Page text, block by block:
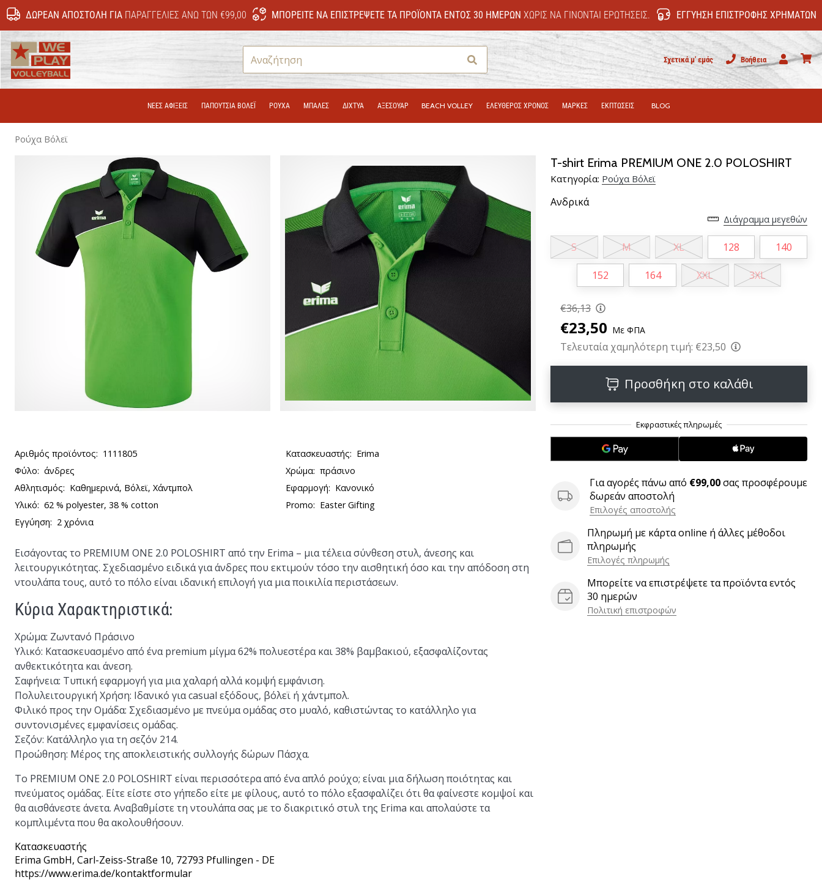
ΔΩΡΕΆΝ ΑΠΟΣΤΟΛΉ ΓΙΑΠΑΡΑΓΓΕΛΊΕΣ ΆΝΩ ΤΩΝ €99,00 ΜΠΟΡΕΊΤΕ ΝΑ ΕΠΙΣΤΡΈΨΕΤΕ ΤΑ ΠΡΟΪΌΝΤΑ ΕΝΤΌΣ 30 ΗΜΕΡΏΝ ΧΩΡΊΣ ΝΑ ΓΊΝΟΝΤΑΙ ΕΡΩΤΉΣΕΙΣ. ΕΓΓΎΗΣΗ ΕΠΙΣΤΡΟΦΉΣ ΧΡΗΜΆΤΩΝ
Αναζήτηση Σχετικά μ' εμάς
Βοήθεια
Χρήστης
ΝΕΕΣ ΑΦΙΞΕΙΣ ΠΑΠΟΎΤΣΙΑ ΒΌΛΕΪ ΡΟΎΧΑ ΜΠΑΛΕΣ ΔΊΧΤΥΑ ΑΞΕΣΟΥΑΡ BEACH VOLLEY ΕΛΕΥΘΕΡΟΣ ΧΡΟΝΟΣ ΜΑΡΚΕΣ ΕΚΠΤΩΣΕΙΣ BLOG
Ρούχα Βόλεϊ
T-shirt Erima PREMIUM ONE 2.0 POLOSHIRT
Κατηγορία: Ρούχα Βόλεϊ
Ανδρικά
Διάγραμμα μεγεθών
S M XL 128 140
152 164 XXL 3XL
€36,13
€23,50 Με ΦΠΑ
Τελευταία χαμηλότερη τιμή: €23,50
Προσθήκη στο καλάθι
Για αγορές πάνω από €99,00σας προσφέρουμε
δωρεάν αποστολή
Επιλογές αποστολής
Πληρωμή με κάρτα online ή άλλες μέθοδοι
πληρωμής
Επιλογές πληρωμής
Μπορείτε να επιστρέψετε τα προϊόντα εντός
30 ημερών
Πολιτική επιστροφών
Αριθμός προϊόντος: 1111805 Κατασκευαστής: Erima
Φύλο: άνδρες Χρώμα: πράσινο
Αθλητισμός: Καθημερινά, Βόλεϊ, Χάντμπολ Εφαρμογή: Κανονικό
Υλικό: 62 % polyester, 38 % cotton Promo: Easter Gifting
Εγγύηση: 2 χρόνια
Εισάγοντας το PREMIUM ONE 2.0 POLOSHIRT από την Erima – μια τέλεια σύνθεση στυλ, άνεσης και
λειτουργικότητας. Σχεδιασμένο ειδικά για άνδρες που εκτιμούν τόσο την αισθητική όσο και την απόδοση στη
ντουλάπα τους, αυτό το πόλο είναι ιδανική επιλογή για μια ποικιλία περιστάσεων.
Κύρια Χαρακτηριστικά:
Χρώμα: Ζωντανό Πράσινο
Υλικό: Κατασκευασμένο από ένα premium μίγμα 62% πολυεστέρα και 38% βαμβακιού, εξασφαλίζοντας
ανθεκτικότητα και άνεση.
Σαφήνεια: Τυπική εφαρμογή για μια χαλαρή αλλά κομψή εμφάνιση.
Πολυλειτουργική Χρήση: Ιδανικό για casual εξόδους, βόλεϊ ή χάντμπολ.
Φιλικό προς την Ομάδα: Σχεδιασμένο με πνεύμα ομάδας στο μυαλό, καθιστώντας το κατάλληλο για
συντονισμένες εμφανίσεις ομάδας.
Σεζόν: Κατάλληλο για τη σεζόν 214.
Προώθηση: Μέρος της αποκλειστικής συλλογής δώρων Πάσχα.
Το PREMIUM ONE 2.0 POLOSHIRT είναι περισσότερα από ένα απλό ρούχο; είναι μια δήλωση ποιότητας και
πνεύματος ομάδας. Είτε είστε στο γήπεδο είτε με φίλους, αυτό το πόλο εξασφαλίζει ότι θα φαίνεστε κομψοί και
θα αισθάνεστε άνετα. Αναβαθμίστε τη ντουλάπα σας με το διακριτικό στυλ της Erima και απολαύστε τα
κομπλιμέντα που θα ακολουθήσουν.
Κατασκευαστής
Erima GmbH, Carl-Zeiss-Straße 10, 72793 Pfullingen - DE
https://www.erima.de/kontaktformular